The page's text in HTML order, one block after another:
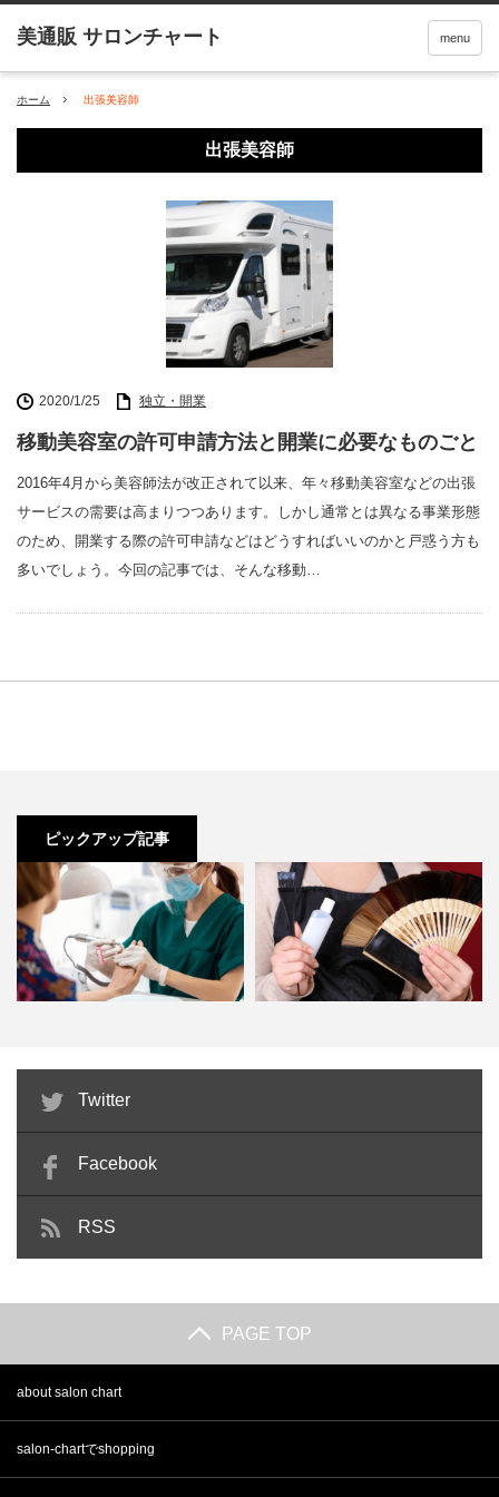
menu
ホーム 出張美容師
出張美容師
2020/1/25 独立・開業
移動美容室の許可申請方法と開業に必要なものごと
2016年4月から美容師法が改正されて以来、年々移動美容室などの出張
サービスの需要は高まりつつあります。しかし通常とは異なる事業形態
のため、開業する際の許可申請などはどうすればいいのかと戸惑う方も
多いでしょう。今回の記事では、そんな移動…
ピックアップ記事
ネイルサロン衛生管理士とは？資
格の有効期限や難易度・講習…
Twitter
Facebook
RSS
PAGE TOP
about salon chart
salon-chartでshopping